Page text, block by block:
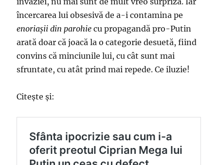
încercarea lui obsesivă de a-i contamina pe
enoriaşii din parohie cu propagandă pro-Putin
arată doar că joacă la o categorie desuetă, fiind
convins că minciunile lui, cu cât sunt mai
sfruntate, cu atât prind mai repede. Ce iluzie!
Citeşte şi: